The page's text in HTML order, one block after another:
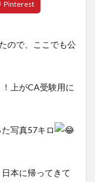
ので、ここでも公
上がCA受験用に
写真57キロ
本に帰ってきて